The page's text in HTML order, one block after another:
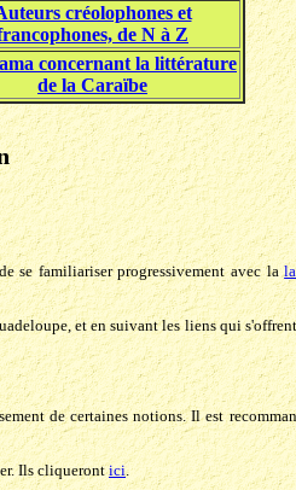
créolophones et
de N à Z
concernant la littérature
de la Caraïbe
se familiariser progressivement avec la
et en suivant les liens qui
de certaines notions. Il est
Ils cliquerontici.